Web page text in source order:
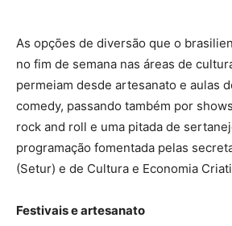
As opções de diversão que o
no fim de semana nas áreas de
permeiam desde artesanato e aulas
comedy, passando também por
rock and roll e uma pitada de
programação fomentada pelas
(Setur) e de Cultura e Economia
Festivais e artesanato